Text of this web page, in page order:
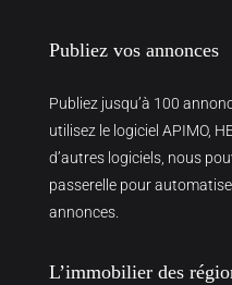
Publiez vos annonces
Publiez jusqu’à 100
utilisez le logiciel APIMO,
d’autres logiciels, nous
passerelle pour
annonces.
L’immobilier des